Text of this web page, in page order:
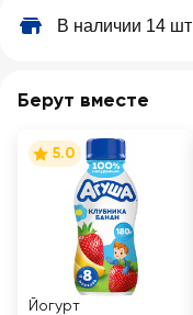
В наличии 14 шт
Берут вместе
5.0
Йогурт